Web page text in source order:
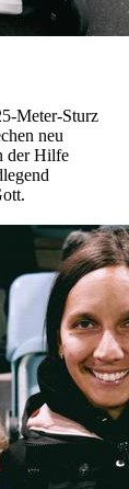
Meter-Sturz
neu
der Hilfe